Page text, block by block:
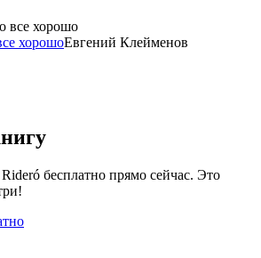
хорошоЕвгений Клейменов
бесплатно прямо сейчас. Это